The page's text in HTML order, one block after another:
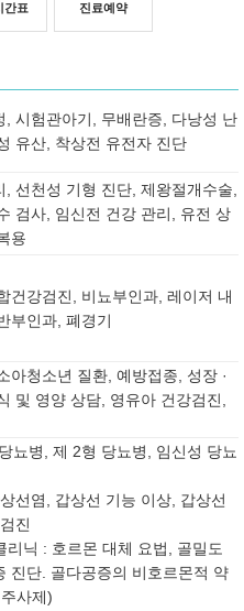
간표 진료예약
, 시험관아기, 무배란증, 다낭성 난
유산, 착상전 유전자 진단
, 선천성 기형 진단, 제왕절개수술,
검사, 임신전 건강 관리, 유전 상
용
건강검진, 비뇨부인과, 레이저 내
부인과, 폐경기
아청소년 질환, 예방접종, 성장 ·
및 영양 상담, 영유아 건강검진,
뇨병, 제 2형 당뇨병, 임신성 당뇨
선염, 갑상선 기능 이상, 갑상선
진
리닉 : 호르몬 대체 요법, 골밀도
진단. 골다공증의 비호르몬적 약
사제)